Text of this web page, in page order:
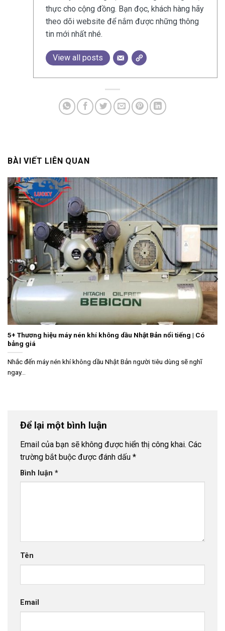
thực cho cộng đồng. Bạn đọc, khách hàng hãy
theo dõi website để nắm được những thông
tin mới nhất nhé.
View all posts
BÀI VIẾT LIÊN QUAN
5+ Thương hiệu máy nén khí không dầu Nhật Bản nổi tiếng | Có
bảng giá
Nhắc đến máy nén khí không dầu Nhật Bản người tiêu dùng sẽ nghĩ
ngay...
Để lại một bình luận
Email của bạn sẽ không được hiển thị công khai. Các
trường bắt buộc được đánh dấu *
Bình luận *
Tên
Email